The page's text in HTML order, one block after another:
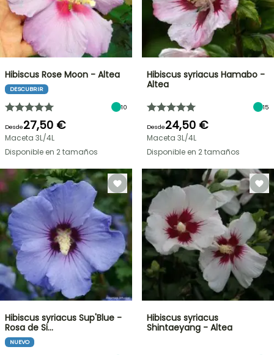
Hibiscus Rose Moon - Altea
DESCUBRIR
10
Desde27,50 €
Maceta 3L/4L
Disponible en 2 tamaños
Hibiscus syriacus Hamabo -
Altea
15
Desde24,50 €
Maceta 3L/4L
Disponible en 2 tamaños
Hibiscus syriacus Sup'Blue -
Rosa de Si…
NUEVO
Hibiscus syriacus
Shintaeyang - Altea